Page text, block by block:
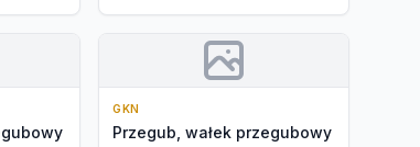
GKN
Przegub, wałek przegubowy